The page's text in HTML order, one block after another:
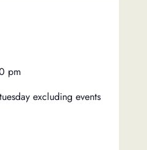
pm
excluding events